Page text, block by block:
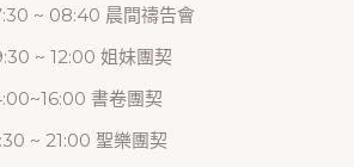
~ 08:40 晨間禱告會
~ 12:00 姐妹團契
書卷團契
~ 21:00 聖樂團契